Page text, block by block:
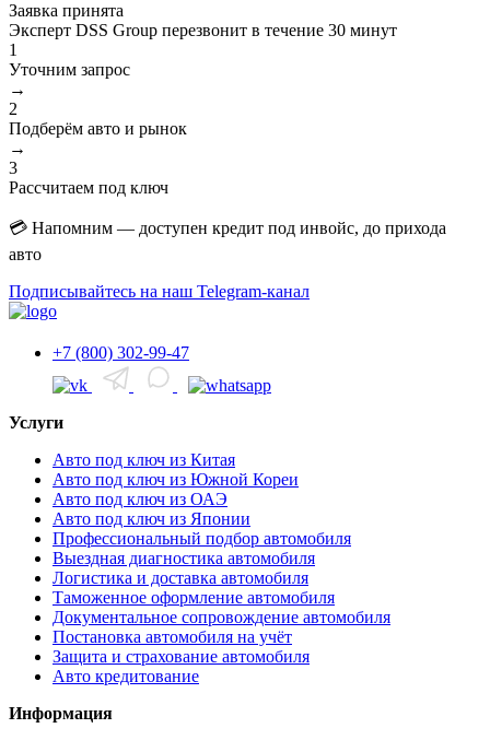
Заявка принята
Эксперт DSS Group перезвонит в течение 30 минут
1
Уточним запрос
→
2
Подберём авто и рынок
→
3
Рассчитаем под ключ
💳 Напомним — доступен кредит под инвойс, до прихода
авто
Подписывайтесь на наш Telegram-канал
+7 (800) 302-99-47
Услуги
Авто под ключ из Китая
Авто под ключ из Южной Кореи
Авто под ключ из ОАЭ
Авто под ключ из Японии
Профессиональный подбор автомобиля
Выездная диагностика автомобиля
Логистика и доставка автомобиля
Таможенное оформление автомобиля
Документальное сопровождение автомобиля
Постановка автомобиля на учёт
Защита и страхование автомобиля
Авто кредитование
Информация